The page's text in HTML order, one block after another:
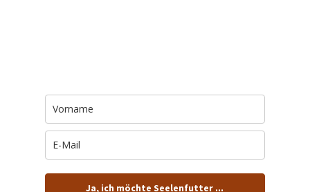
Ja, ich möchte Seelenfutter ...